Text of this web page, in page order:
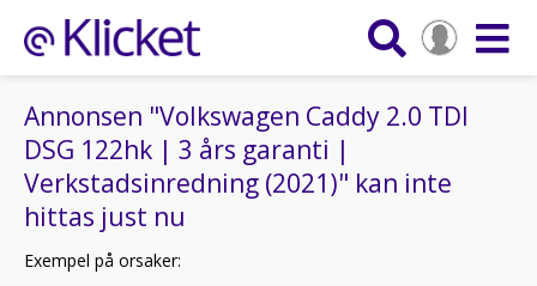
Annonsen "Volkswagen Caddy 2.0 TDI
DSG 122hk | 3 års garanti |
Verkstadsinredning (2021)" kan inte
hittas just nu
Exempel på orsaker: